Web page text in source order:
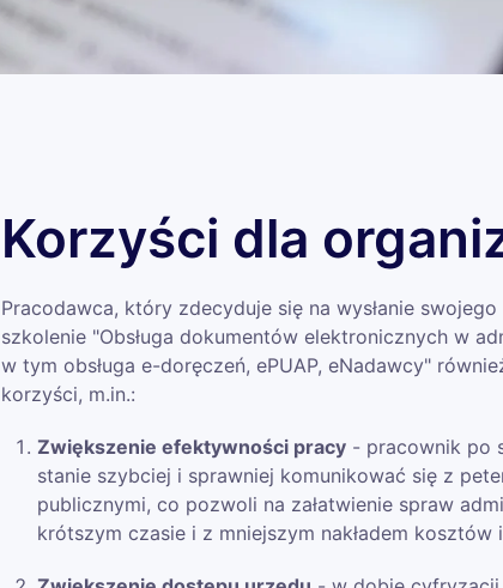
Korzyści dla
Pracodawca, który zdecyduje się na wysłanie
szkolenie "Obsługa dokumentów elektronicznych w
w tym obsługa e-doręczeń, ePUAP, eNadawcy"
korzyści, m.in.:
Zwiększenie efektywności pracy - pracownik po
stanie szybciej i sprawniej komunikować się z
publicznymi, co pozwoli na załatwienie spraw
krótszym czasie i z mniejszym nakładem kosztów